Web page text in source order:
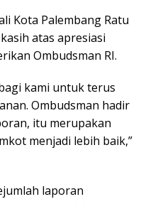
Kota Palembang Ratu
atas apresiasi
Ombudsman RI.
kami untuk terus
Ombudsman hadir
itu merupakan
menjadi lebih baik,”
laporan